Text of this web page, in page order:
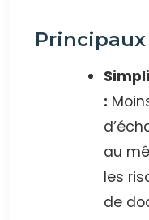
:
au
les
de